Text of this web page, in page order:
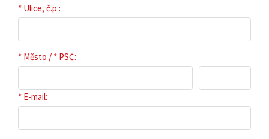
* Ulice, č.p.:
* Město / * PSČ:
* E-mail: